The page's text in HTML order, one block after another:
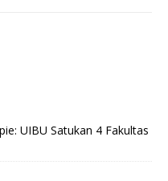
UIBU Satukan 4 Fakultas